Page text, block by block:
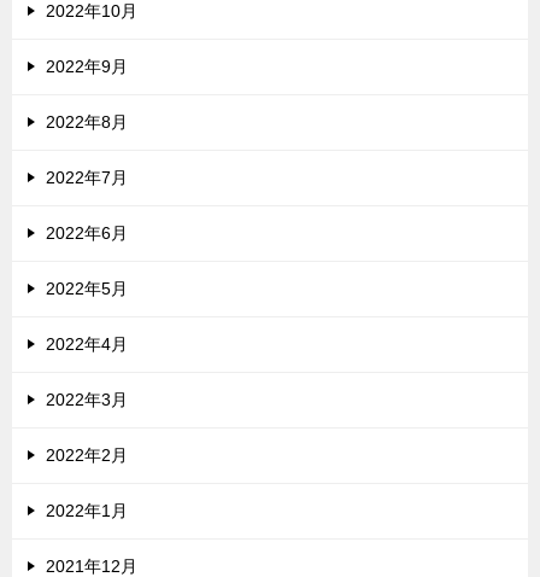
2022年10月
2022年9月
2022年8月
2022年7月
2022年6月
2022年5月
2022年4月
2022年3月
2022年2月
2022年1月
2021年12月